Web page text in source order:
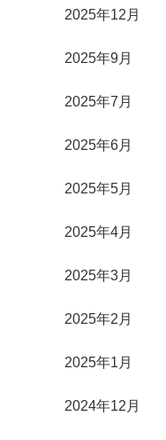
2025年12月
2025年9月
2025年7月
2025年6月
2025年5月
2025年4月
2025年3月
2025年2月
2025年1月
2024年12月